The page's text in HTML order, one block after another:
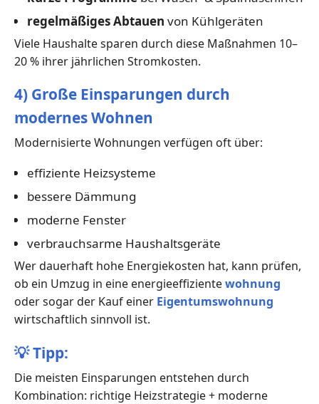
regelmäßiges Abtauen von Kühlgeräten
Viele Haushalte sparen durch diese Maßnahmen 10–
20 % ihrer jährlichen Stromkosten.
4) Große Einsparungen durch
modernes Wohnen
Modernisierte Wohnungen verfügen oft über:
effiziente Heizsysteme
bessere Dämmung
moderne Fenster
verbrauchsarme Haushaltsgeräte
Wer dauerhaft hohe Energiekosten hat, kann prüfen,
ob ein Umzug in eine energieeffizientewohnung
oder sogar der Kauf einer Eigentumswohnung
wirtschaftlich sinnvoll ist.
💡Tipp:
Die meisten Einsparungen entstehen durch
Kombination: richtige Heizstrategie + moderne